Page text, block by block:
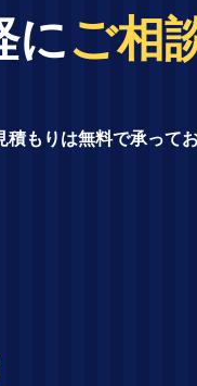
にご相
もりは無料で承ってお